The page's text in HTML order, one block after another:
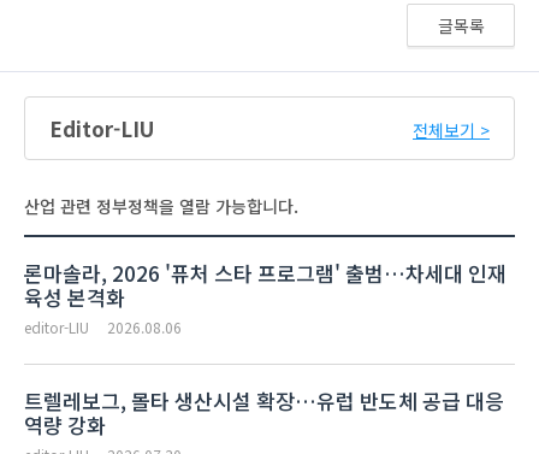
글목록
Editor-LIU 전체보기 >
산업 관련 정부정책을 열람 가능합니다.
론마솔라, 2026 '퓨처 스타 프로그램' 출범…차세대 인재
육성 본격화
editor-LIU 2026.08.06
트렐레보그, 몰타 생산시설 확장…유럽 반도체 공급 대응
역량 강화